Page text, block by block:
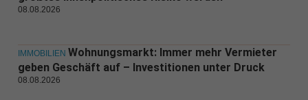
08.08.2026
IMMOBILIEN Wohnungsmarkt: Immer mehr Vermieter
geben Geschäft auf – Investitionen unter Druck
08.08.2026